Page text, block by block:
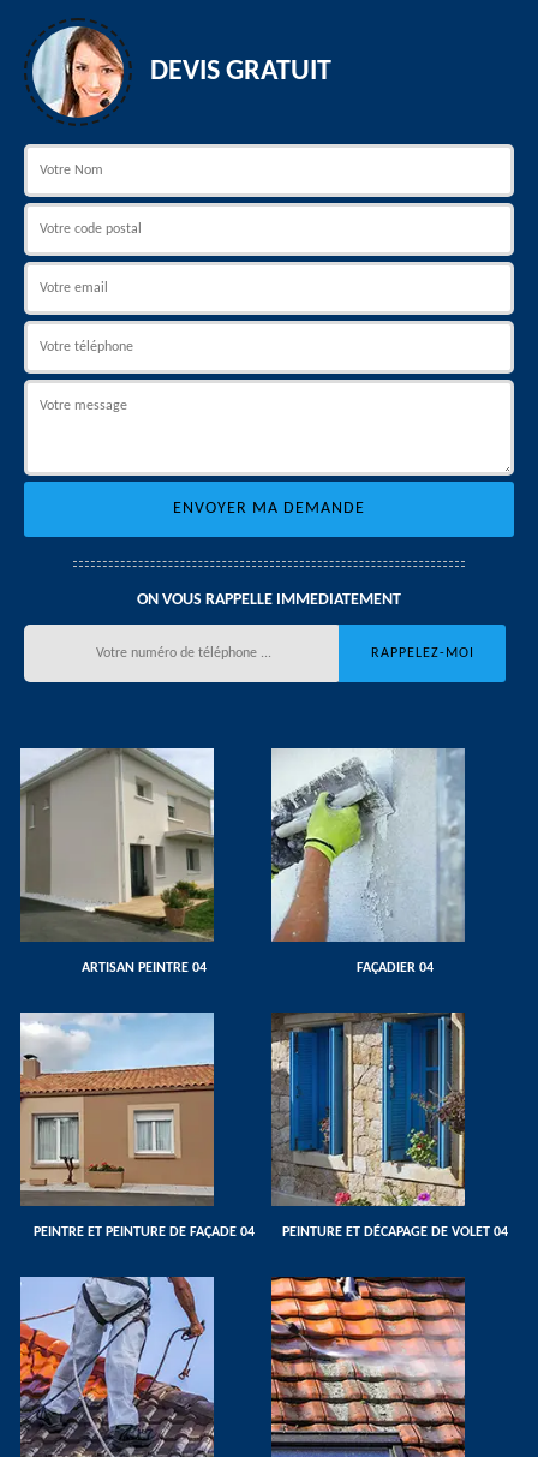
DEVIS GRATUIT
ON VOUS RAPPELLE IMMEDIATEMENT
ARTISAN PEINTRE 04 FAÇADIER 04
PEINTRE ET PEINTURE DE FAÇADE 04 PEINTURE ET DÉCAPAGE DE VOLET 04